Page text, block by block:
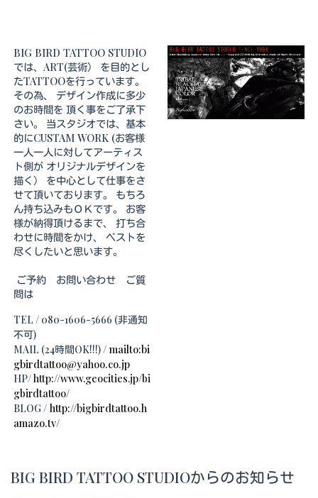
BIG BIRD TATTOO STUDIO
では、ART(芸術） を目的とし
たTATTOOを行っています。
その為、 デザイン作成に多少
のお時間を 頂く事をご了承下
さい。 当スタジオでは、基本
的にCUSTAM WORK (お客様
一人一人に対してアーティス
ト側が オリジナルデザインを
描く） を中心として仕事をさ
せて頂いております。 もちろ
ん持ち込みもＯＫです。 お客
様が納得頂けるまで、 打ち合
わせに時間をかけ、 ベストを
尽くしたいと思います。
ご予約 お問い合わせ ご質
問は
TEL / 080-1606-5666 (非通知
不可)
MAIL (24時間OK!!!) / mailto:bi
gbirdtattoo@yahoo.co.jp
HP/http://www.geocities.jp/bi
gbirdtattoo/
BLOG / http://bigbirdtattoo.h
amazo.tv/
BIG BIRD TATTOO STUDIOからのお知らせ